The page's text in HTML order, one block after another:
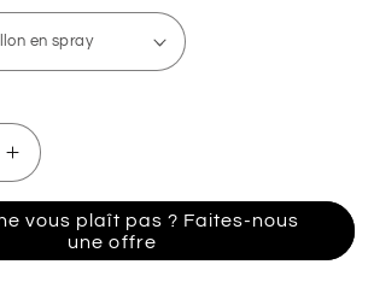
Augmenter
la
quantité
vous plaît pas ? Faites-nous
une offre